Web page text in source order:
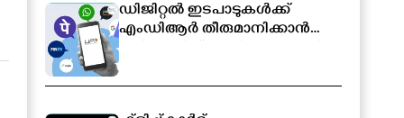
ഡിജിറ്റൽ ഇടപാടുകൾക്ക്
എംഡിആർ തീരുമാനിക്കാൻ